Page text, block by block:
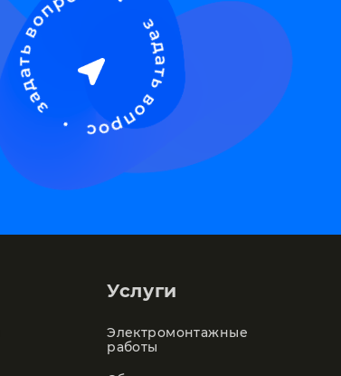
Услуги
Электромонтажные
работы